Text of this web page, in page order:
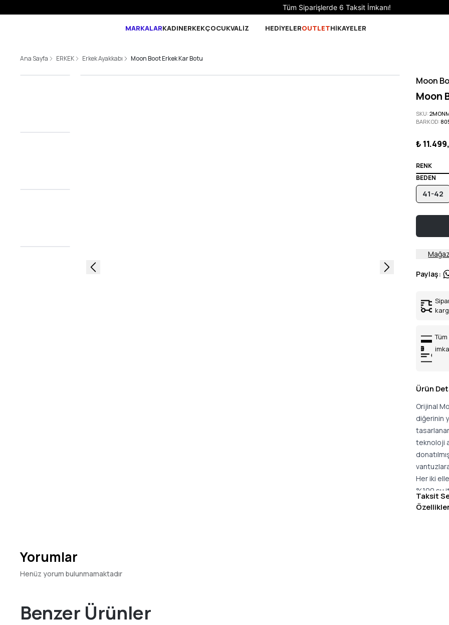
Tüm Siparişlerde 6 Taksit İmkanı!
MARKALARKADINERKEKÇOCUKVALİZ HEDİYELEROUTLETHİKAYELER
Ana Sayfa ERKEK Erkek Ayakkabı Moon Boot Erkek Kar Botu
Moon
Moon
SKU:
BARKOD:
₺
RENK
BEDEN
41-42
Paylaş:
Ürün
Orijinal
diğerinin
teknoloji
Her iki
%100 su
Topukta
Taksit
Yorumlar
Henüz yorum bulunmamaktadır
Benzer Ürünler